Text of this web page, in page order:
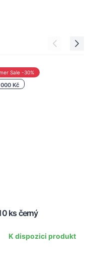
Kč
Sale -30%
ks černý
K dispozici produkt